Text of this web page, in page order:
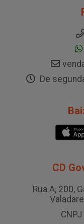
De
CD
Rua A, 200,